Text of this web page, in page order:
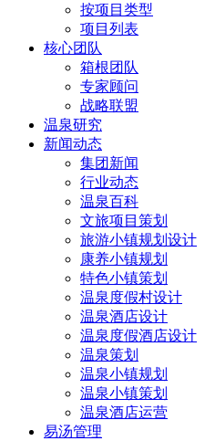
按项目类型
项目列表
核心团队
箱根团队
专家顾问
战略联盟
温泉研究
新闻动态
集团新闻
行业动态
温泉百科
文旅项目策划
旅游小镇规划设计
康养小镇规划
特色小镇策划
温泉度假村设计
温泉酒店设计
温泉度假酒店设计
温泉策划
温泉小镇规划
温泉小镇策划
温泉酒店运营
易汤管理